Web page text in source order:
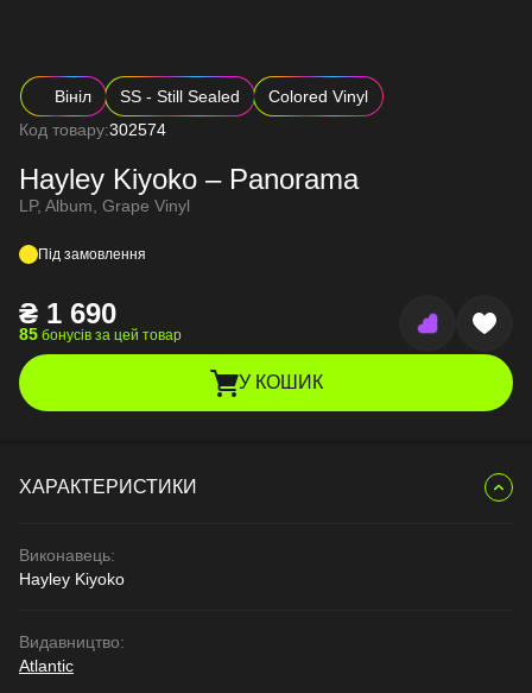
Вініл SS - Still Sealed
Colored Vinyl
Код товару:302574
Hayley Kiyoko – Panorama
LP, Album, Grape Vinyl
Під замовлення
₴ 1 690
85 бонусів за цей товар
У КОШИК
ХАРАКТЕРИСТИКИ
Виконавець:
Hayley Kiyoko
Видавництво:
Atlantic